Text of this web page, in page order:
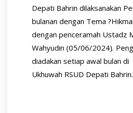
Depati Bahrin dilaksanakan
bulanan dengan Tema
dengan penceramah Ustadz
Wahyudin (05/06/2024).
diadakan setiap awal bulan di
Ukhuwah RSUD Depati Bahrin.